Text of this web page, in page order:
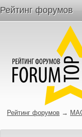
Рейтинг форумов
Рейтинг форумов →